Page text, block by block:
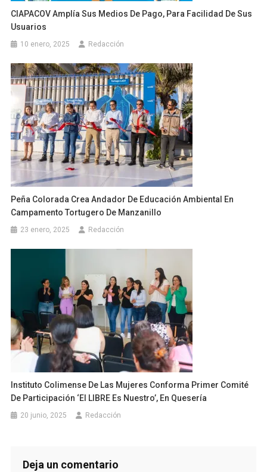
CIAPACOV Amplía Sus Medios De Pago, Para Facilidad De Sus
Usuarios
10 enero, 2025 Redacción
Peña Colorada Crea Andador De Educación Ambiental En
Campamento Tortugero De Manzanillo
23 enero, 2025 Redacción
Instituto Colimense De Las Mujeres Conforma Primer Comité
De Participación ‘El LIBRE Es Nuestro’, En Quesería
20 junio, 2025 Redacción
Deja un comentario